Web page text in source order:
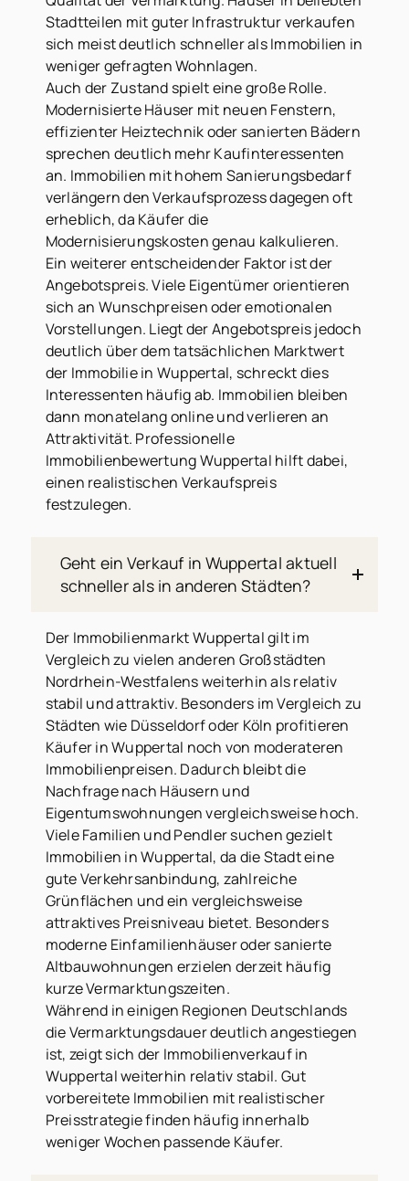
Stadtteilen mit guter Infrastruktur verkaufen
sich meist deutlich schneller als Immobilien in
weniger gefragten Wohnlagen.
Auch der Zustand spielt eine große Rolle.
Modernisierte Häuser mit neuen Fenstern,
effizienter Heiztechnik oder sanierten Bädern
sprechen deutlich mehr Kaufinteressenten
an. Immobilien mit hohem Sanierungsbedarf
verlängern den Verkaufsprozess dagegen oft
erheblich, da Käufer die
Modernisierungskosten genau kalkulieren.
Ein weiterer entscheidender Faktor ist der
Angebotspreis. Viele Eigentümer orientieren
sich an Wunschpreisen oder emotionalen
Vorstellungen. Liegt der Angebotspreis jedoch
deutlich über dem tatsächlichen Marktwert
der Immobilie in Wuppertal, schreckt dies
Interessenten häufig ab. Immobilien bleiben
dann monatelang online und verlieren an
Attraktivität. Professionelle
Immobilienbewertung Wuppertal hilft dabei,
einen realistischen Verkaufspreis
festzulegen.
Geht ein Verkauf in Wuppertal aktuell
schneller als in anderen Städten?
Der Immobilienmarkt Wuppertal gilt im
Vergleich zu vielen anderen Großstädten
Nordrhein-Westfalens weiterhin als relativ
stabil und attraktiv. Besonders im Vergleich zu
Städten wie Düsseldorf oder Köln profitieren
Käufer in Wuppertal noch von moderateren
Immobilienpreisen. Dadurch bleibt die
Nachfrage nach Häusern und
Eigentumswohnungen vergleichsweise hoch.
Viele Familien und Pendler suchen gezielt
Immobilien in Wuppertal, da die Stadt eine
gute Verkehrsanbindung, zahlreiche
Grünflächen und ein vergleichsweise
attraktives Preisniveau bietet. Besonders
moderne Einfamilienhäuser oder sanierte
Altbauwohnungen erzielen derzeit häufig
kurze Vermarktungszeiten.
Während in einigen Regionen Deutschlands
die Vermarktungsdauer deutlich angestiegen
ist, zeigt sich der Immobilienverkauf in
Wuppertal weiterhin relativ stabil. Gut
vorbereitete Immobilien mit realistischer
Preisstrategie finden häufig innerhalb
weniger Wochen passende Käufer.